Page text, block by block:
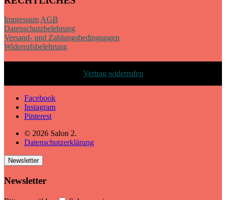
Impressum AGB
Datenschutzbelehrung
Versand- und Zahlungsbedingungen
Widerrufsbelehrung
Vertrag widerrufen
Facebook
Instagram
Pinterest
© 2026 Salon 2.
Datenschutzerklärung
Newsletter
Newsletter